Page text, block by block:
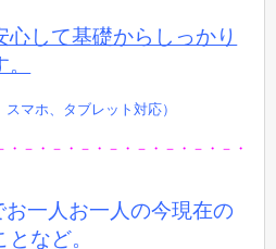
して基礎からしっかり
スマホ、タブレット対応）
・－・－・－・－・－・－・－・－・
一人お一人の今現在の
など。